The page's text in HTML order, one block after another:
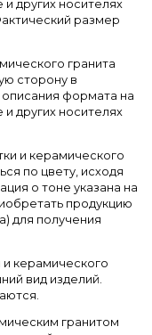
и других носителях
размер
гранита
сторону в
формата на
и других носителях
и керамического
по цвету, исходя
о тоне указана на
продукцию
для получения
керамического
вид изделий.
гранитом